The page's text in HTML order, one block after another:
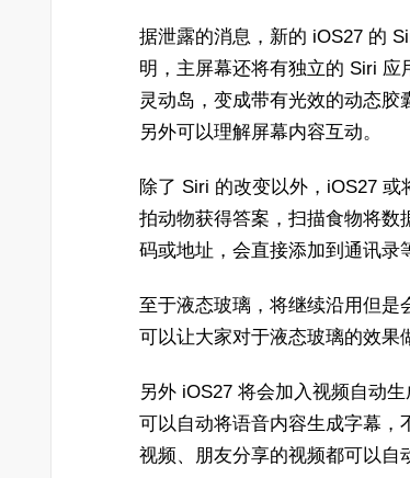
据泄露的消息，新的 iOS27 的
明，主屏幕还将有独立的 Siri 应
灵动岛，变成带有光效的动态胶
另外可以理解屏幕内容互动。
除了 Siri 的改变以外，iOS27 或
拍动物获得答案，扫描食物将数
码或地址，会直接添加到通讯录
至于液态玻璃，将继续沿用但是
可以让大家对于液态玻璃的效果
另外 iOS27 将会加入视频自动
可以自动将语音内容生成字幕，
视频、朋友分享的视频都可以自